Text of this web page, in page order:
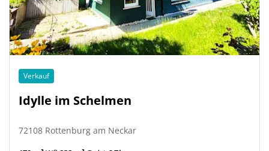
Verkauf
Idylle im Schelmen
72108 Rottenburg am Neckar